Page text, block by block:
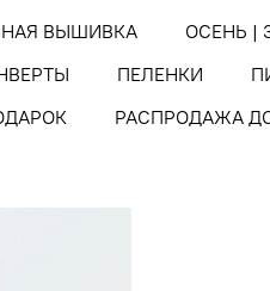
ВЫШИВКА ОСЕНЬ |
ПЕЛЕНКИ
РАСПРОДАЖА